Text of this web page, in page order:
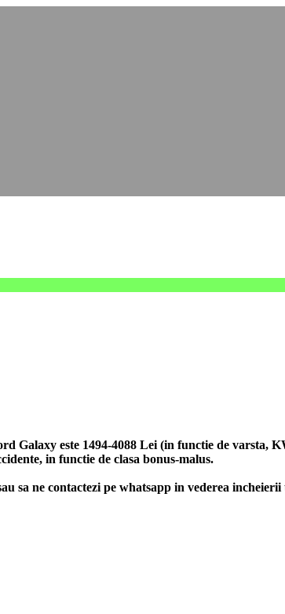
este 1494-4088 Lei (in functie de varsta,
in functie de clasa bonus-malus.
sa ne contactezi pe whatsapp in vederea